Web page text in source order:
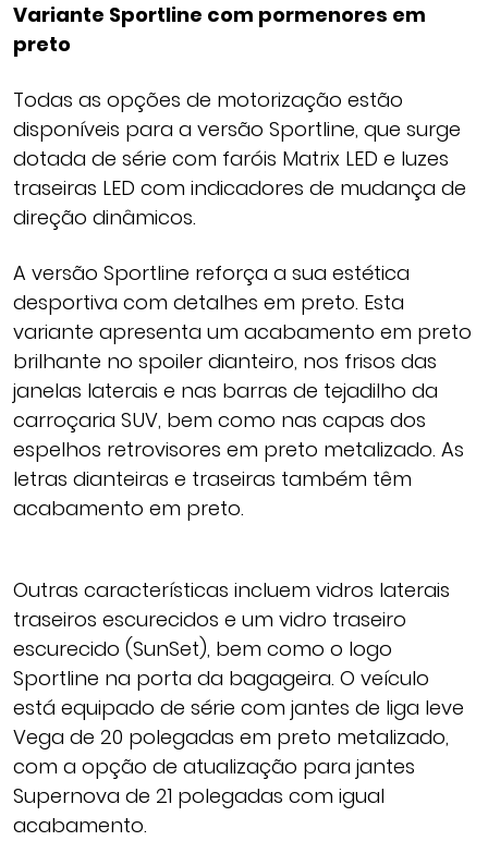
Variante Sportline com pormenores em
preto
Todas as opções de motorização estão
disponíveis para a versão Sportline, que surge
dotada de série com faróis Matrix LED e luzes
traseiras LED com indicadores de mudança de
direção dinâmicos.
A versão Sportline reforça a sua estética
desportiva com detalhes em preto. Esta
variante apresenta um acabamento em preto
brilhante no spoiler dianteiro, nos frisos das
janelas laterais e nas barras de tejadilho da
carroçaria SUV, bem como nas capas dos
espelhos retrovisores em preto metalizado. As
letras dianteiras e traseiras também têm
acabamento em preto.
Outras características incluem vidros laterais
traseiros escurecidos e um vidro traseiro
escurecido (SunSet), bem como o logo
Sportline na porta da bagageira. O veículo
está equipado de série com jantes de liga leve
Vega de 20 polegadas em preto metalizado,
com a opção de atualização para jantes
Supernova de 21 polegadas com igual
acabamento.